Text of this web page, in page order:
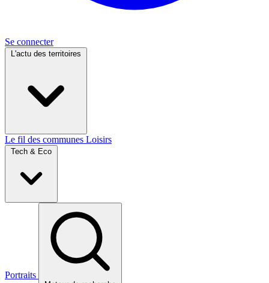
Se connecter
L'actu des territoires
Le fil des communes Loisirs
Tech & Eco
Portraits